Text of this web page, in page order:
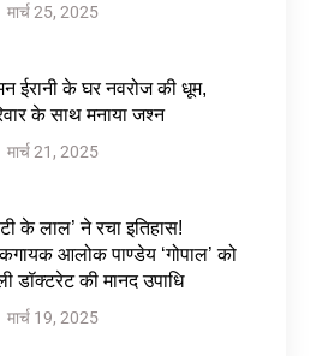
मार्च 25, 2025
ईरानी के घर नवरोज की धूम,
के साथ मनाया जश्न
मार्च 21, 2025
के लाल’ ने रचा इतिहास!
आलोक पाण्डेय ‘गोपाल’ को
डॉक्टरेट की मानद उपाधि
मार्च 19, 2025